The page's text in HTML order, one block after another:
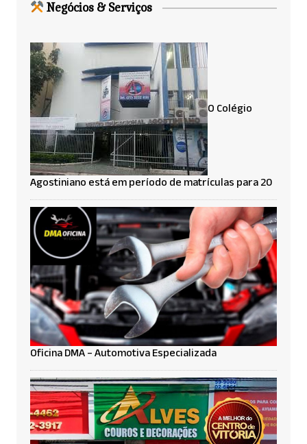
Negócios & Serviços
O Colégio
Agostiniano está em período de matrículas para 20
Oficina DMA – Automotiva Especializada